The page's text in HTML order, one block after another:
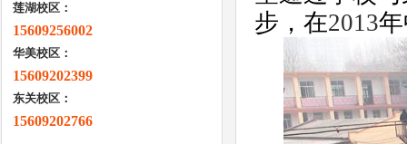
莲湖校区：
15609256002
华美校区：
15609202399
东关校区：
15609202766
步，在2013